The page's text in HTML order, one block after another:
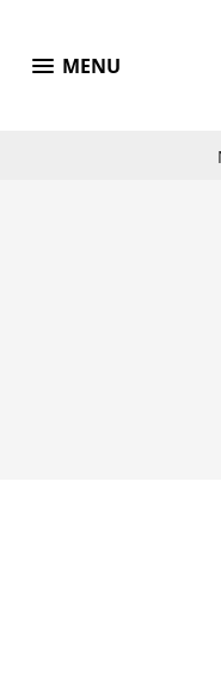
menu MENU